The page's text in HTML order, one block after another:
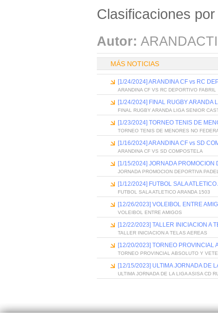
Clasificaciones
Autor:
MÁS NOTICIAS
[1/24/2024] ARANDINA CF vs RC
ARANDINA CF VS RC DEPORTIVO FABRIL
[1/24/2024] FINAL RUGBY ARANDA
FINAL RUGBY ARANDA LIGA SENIOR
[1/23/2024] TORNEO TENIS DE
TORNEO TENIS DE MENORES NO
[1/16/2024] ARANDINA CF vs SD
ARANDINA CF VS SD COMPOSTELA
[1/15/2024] JORNADA PROMOCION
JORNADA PROMOCION DEPORTIVA
[1/12/2024] FUTBOL SALA
FUTBOL SALA ATLETICO ARANDA 1503
[12/26/2023] VOLEIBOL ENTRE
VOLEIBOL ENTRE AMIGOS
[12/22/2023] TALLER INICIACION A
TALLER INICIACION A TELAS AEREAS
[12/20/2023] TORNEO PROVINCIAL
TORNEO PROVINCIAL ABSOLUTO Y
[12/15/2023] ULTIMA JORNADA DE
ULTIMA JORNADA DE LA LIGA ASISA CD